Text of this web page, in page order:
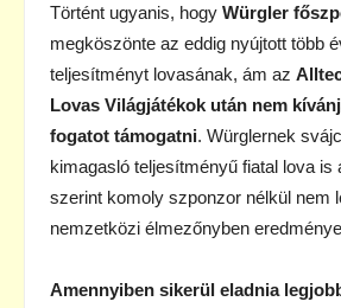
Történt ugyanis, hogy Würgler
megköszönte az eddig nyújtott több
teljesítményt lovasának, ám az
Lovas Világjátékok után nem
fogatot támogatni. Würglernek
kimagasló teljesítményű fiatal lova is
szerint komoly szponzor nélkül nem
nemzetközi élmezőnyben
Amennyiben sikerül eladnia